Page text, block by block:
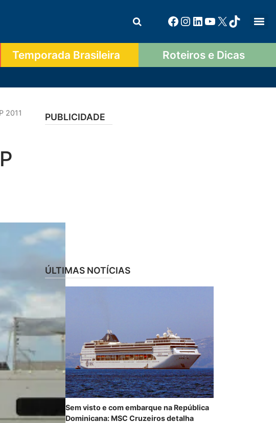
Temporada Brasileira Roteiros e Dicas
2011 PUBLICIDADE
ÚLTIMAS NOTÍCIAS
Sem visto e com embarque na República
Dominicana: MSC Cruzeiros detalha